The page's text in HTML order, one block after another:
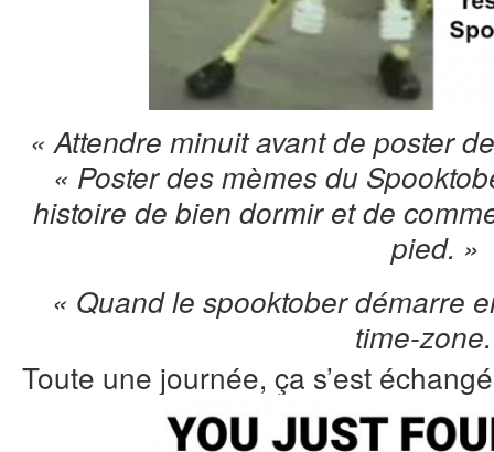
« Attendre minuit avant de poster
« Poster des mèmes du
histoire de bien dormir et de
pied. »
« Quand le spooktober démarre
time-
Toute une journée, ça s’est